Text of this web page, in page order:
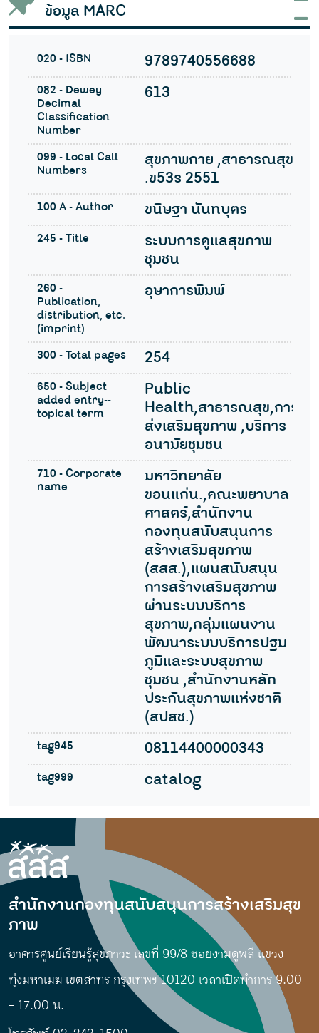
ข้อมูล MARC
020 - ISBN 9789740556688
082 - Dewey
Decimal
Classification
Number
613
099 - Local Call
Numbers
สุขภาพกาย ,สาธารณสุข
.ข53ร 2551
100 A - Author ขนิษฐา นันทบุตร
245 - Title
ระบบการดูแลสุขภาพ
ชุมชน
260 -
Publication,
distribution, etc.
(imprint)
อุษาการพิมพ์
300 - Total pages 254
650 - Subject
added entry--
topical term
Public
Health,สาธารณสุข,การ
ส่งเสริมสุขภาพ ,บริการ
อนามัยชุมชน
710 - Corporate
name
มหาวิทยาลัย
ขอนแก่น.,คณะพยาบาล
ศาสตร์,สำนักงาน
กองทุนสนับสนุนการ
สร้างเสริมสุขภาพ
(สสส.),แผนสนับสนุน
การสร้างเสริมสุขภาพ
ผ่านระบบบริการ
สุขภาพ,กลุ่มแผนงาน
พัฒนาระบบบริการปฐม
ภูมิและระบบสุขภาพ
ชุมชน ,สำนักงานหลัก
ประกันสุขภาพแห่งชาติ
(สปสช.)
tag945 08114400000343
tag999 catalog
สำนักงานกองทุนสนับสนุนการสร้างเสริมสุข
ภาพ
อาคารศูนย์เรียนรู้สุขภาวะ เลขที่ 99/8 ซอยงามดูพลี แขวง
ทุ่งมหาเมฆ เขตสาทร กรุงเทพฯ 10120 เวลาเปิดทำการ 9.00
- 17.00 น.